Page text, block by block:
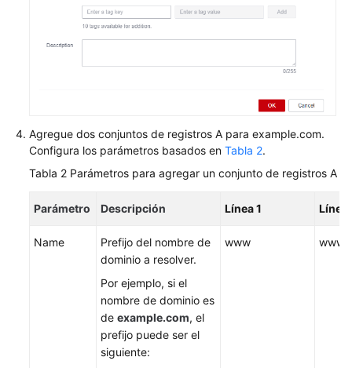
Agregue dos conjuntos de registros A para example.com.
Configura los parámetros basados en Tabla 2.
Tabla 2 Parámetros para agregar un conjunto de registros A
Parámetro Descripción Línea 1 Línea
Name
Prefijo del nombre de
dominio a resolver.
Por ejemplo, si el
nombre de dominio es
de example.com, el
prefijo puede ser el
siguiente:
www www